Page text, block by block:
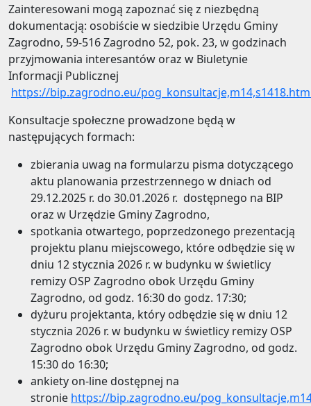
Zainteresowani mogą zapoznać się z niezbędną
dokumentacją: osobiście w siedzibie Urzędu Gminy
Zagrodno, 59-516 Zagrodno 52, pok. 23, w godzinach
przyjmowania interesantów oraz w Biuletynie
Informacji Publicznej
https://bip.zagrodno.eu/
Konsultacje społeczne prowadzone będą w
następujących formach:
zbierania uwag na formularzu pisma dotyczącego
aktu planowania przestrzennego w dniach od
29.12.2025 r. do 30.01.2026 r. dostępnego na BIP
oraz w Urzędzie Gminy Zagrodno,
spotkania otwartego, poprzedzonego prezentacją
projektu planu miejscowego, które odbędzie się w
dniu 12 stycznia 2026 r. w budynku w świetlicy
remizy OSP Zagrodno obok Urzędu Gminy
Zagrodno, od godz. 16:30 do godz. 17:30;
dyżuru projektanta, który odbędzie się w dniu 12
stycznia 2026 r. w budynku w świetlicy remizy OSP
Zagrodno obok Urzędu Gminy Zagrodno, od godz.
15:30 do 16:30;
ankiety on-line dostępnej na
stronie https://bip.zagrodno.eu/